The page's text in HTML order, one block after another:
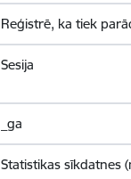
Reģistrē, ka tiek
Sesija
_ga
Statistikas sīkdatnes